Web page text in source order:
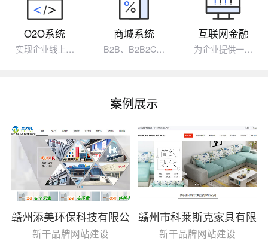
O2O系统
实现企业线上…
商城系统
B2B、B2B2C…
互联网金融
为企业提供一…
案例展示
赣州添美环保科技有限公
司
新干品牌网站建设
赣州市科莱斯克家具有限
公司
新干品牌网站建设